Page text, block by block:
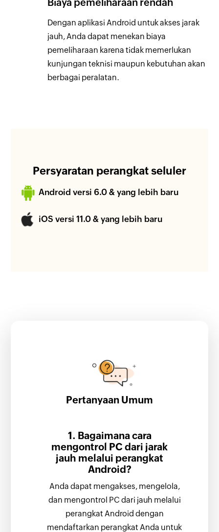
Dengan aplikasi Android untuk akses jarak
jauh, Anda dapat menekan biaya
pemeliharaan karena tidak memerlukan
kunjungan teknisi maupun kebutuhan akan
berbagai peralatan.
Persyaratan perangkat seluler
Android versi 6.0 & yang lebih baru
iOS versi 11.0 & yang lebih baru
Pertanyaan Umum
1. Bagaimana cara
mengontrol PC dari jarak
jauh melalui perangkat
Android?
Anda dapat mengakses, mengelola,
dan mengontrol PC dari jauh melalui
perangkat Android dengan
mendaftarkan perangkat Anda untuk